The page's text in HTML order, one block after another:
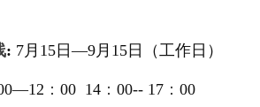
: 7月 15日—9月 15日（工作日）
： 00 14： 00-- 17： 00